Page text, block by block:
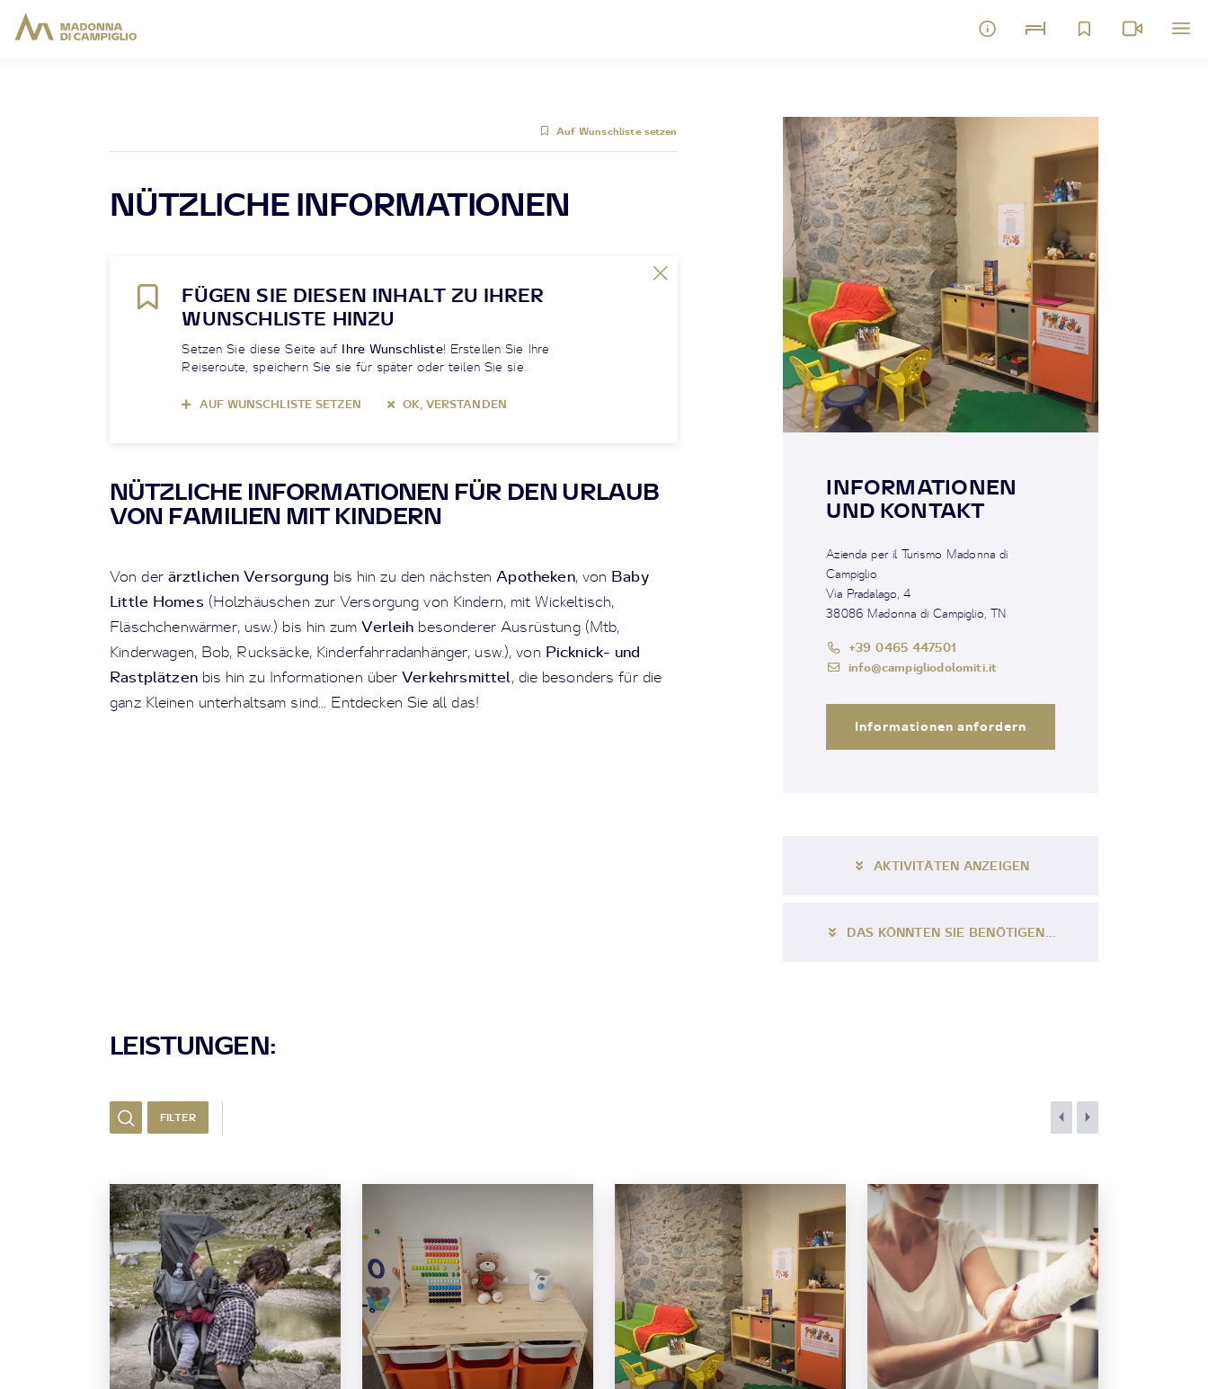
Auf Wunschliste setzen
NÜTZLICHE INFORMATIONEN
FÜGEN SIE DIESEN INHALT ZU IHRER
WUNSCHLISTE HINZU
Setzen Sie diese Seite auf Ihre Wunschliste! Erstellen Sie Ihre
Reiseroute, speichern Sie sie für später oder teilen Sie sie.
AUF WUNSCHLISTE SETZEN OK, VERSTANDEN
NÜTZLICHE INFORMATIONEN FÜR DEN URLAUB
VON FAMILIEN MIT KINDERN
Von der ärztlichen Versorgung bis hin zu den nächstenApotheken, von Baby
Little Homes (Holzhäuschen zur Versorgung von Kindern, mit Wickeltisch,
Fläschchenwärmer, usw.) bis hin zumVerleih besonderer Ausrüstung (Mtb,
Kinderwagen, Bob, Rucksäcke, Kinderfahrradanhänger, usw.), von Picknick- und
Rastplätzenbis hin zu Informationen überVerkehrsmittel , die besonders für die
ganz Kleinen unterhaltsam sind... Entdecken Sie all das!
INFORMATIONEN
UND KONTAKT
Azienda per il Turismo Madonna di
Campiglio
Via Pradalago, 4
38086 Madonna di Campiglio, TN
+39 0465 447501
info@campigliodolomiti.it
Informationen anfordern
AKTIVITÄTEN ANZEIGEN
DAS KÖNNTEN SIE BENÖTIGEN...
LEISTUNGEN:
FILTER